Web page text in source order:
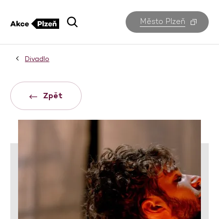
Město Plzeň
Divadlo
Zpět